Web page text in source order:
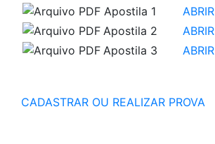
Apostila 1
ABRIR
Apostila 2
ABRIR
Apostila 3
ABRIR
CADASTRAR OU REALIZAR PROVA